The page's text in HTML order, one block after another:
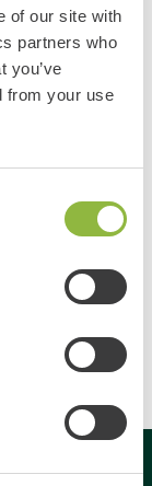
of our site with
partners who
you’ve
from your use